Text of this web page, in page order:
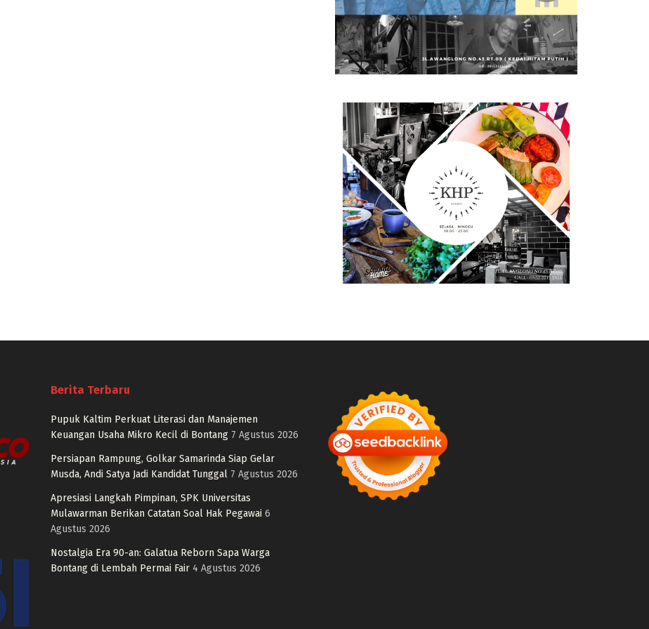
Berita Terbaru
Pupuk Kaltim Perkuat Literasi dan Manajemen
Keuangan Usaha Mikro Kecil di Bontang 7 Agustus 2026
Persiapan Rampung, Golkar Samarinda Siap Gelar
Musda, Andi Satya Jadi Kandidat Tunggal 7 Agustus 2026
Apresiasi Langkah Pimpinan, SPK Universitas
Mulawarman Berikan Catatan Soal Hak Pegawai 6
Agustus 2026
Nostalgia Era 90-an: Galatua Reborn Sapa Warga
Bontang di Lembah Permai Fair 4 Agustus 2026